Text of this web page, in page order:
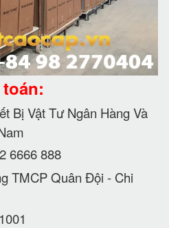
Bị Vật Tư Ngân Hàng Và
6666 888
TMCP Quân Đội - Chi